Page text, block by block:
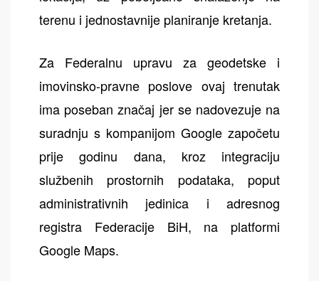
terenu i jednostavnije planiranje kretanja.
Za Federalnu upravu za geodetske i
imovinsko-pravne poslove ovaj trenutak
ima poseban značaj jer se nadovezuje na
suradnju s kompanijom Google započetu
prije godinu dana, kroz integraciju
službenih prostornih podataka, poput
administrativnih jedinica i adresnog
registra Federacije BiH, na platformi
Google Maps.